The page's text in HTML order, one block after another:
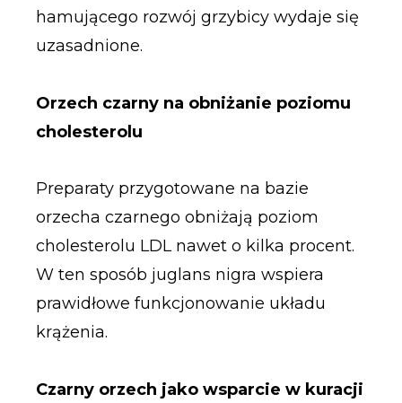
hamującego rozwój grzybicy wydaje się
uzasadnione.
Orzech czarny na obniżanie poziomu
cholesterolu
Preparaty przygotowane na bazie
orzecha czarnego obniżają poziom
cholesterolu LDL nawet o kilka procent.
W ten sposób juglans nigra wspiera
prawidłowe funkcjonowanie układu
krążenia.
Czarny orzech jako wsparcie w kuracji